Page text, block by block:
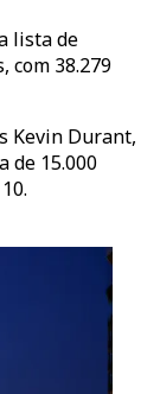
lista de
com 38.279
Kevin Durant,
de 15.000